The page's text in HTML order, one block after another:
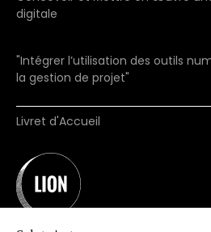
digitale
"Intégrer l’utilisation des outils
la gestion de projet"
Livret d'Accueil